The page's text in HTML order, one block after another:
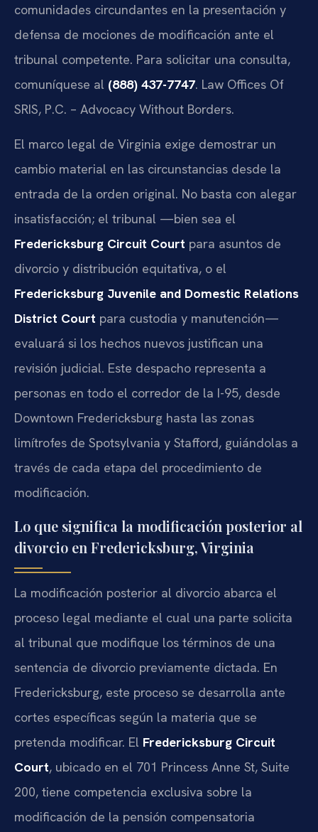
comunidades circundantes en la presentación y
defensa de mociones de modificación ante el
tribunal competente. Para solicitar una consulta,
comuníquese al (888) 437-7747. Law Offices Of
SRIS, P.C. – Advocacy Without Borders.
El marco legal de Virginia exige demostrar un
cambio material en las circunstancias desde la
entrada de la orden original. No basta con alegar
insatisfacción; el tribunal —bien sea el
Fredericksburg Circuit Court para asuntos de
divorcio y distribución equitativa, o el
Fredericksburg Juvenile and Domestic Relations
District Court para custodia y manutención—
evaluará si los hechos nuevos justifican una
revisión judicial. Este despacho representa a
personas en todo el corredor de la I-95, desde
Downtown Fredericksburg hasta las zonas
limítrofes de Spotsylvania y Stafford, guiándolas a
través de cada etapa del procedimiento de
modificación.
Lo que significa la modificación posterior al
divorcio en Fredericksburg, Virginia
La modificación posterior al divorcio abarca el
proceso legal mediante el cual una parte solicita
al tribunal que modifique los términos de una
sentencia de divorcio previamente dictada. En
Fredericksburg, este proceso se desarrolla ante
cortes específicas según la materia que se
pretenda modificar. El Fredericksburg Circuit
Court, ubicado en el 701 Princess Anne St, Suite
200, tiene competencia exclusiva sobre la
modificación de la pensión compensatoria